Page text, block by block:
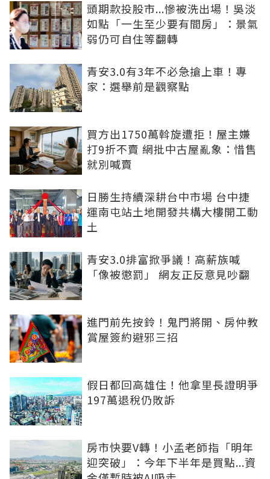
頭期款投股市...慘被洗出場！吳淡
如點「一生至少要有間房」：景氣
弱仍可自住等翻轉
青安3.0有3年不必急搶上車！專
家：選舉前是觀察點
買方出1750萬斡旋遭拒！屋主嫌
打9折不賣 網批中古屋亂象：惜售
就別喊賣
日勝生持續深耕台中市場 台中捷
運南屯站土地開發共構大樓開工動
土
青安3.0排富掀爭議！高薪族喊
「像被懲罰」 網友正反意見吵翻
進門前先按鈴！鬼門將開、房仲教
賞屋簽約避邪三招
假日都回高雄住！他拿里長證明爭
197萬退稅仍敗訴
房市快要V轉！小孟老師指「明年
迎突破」：今年下半年是買點...資